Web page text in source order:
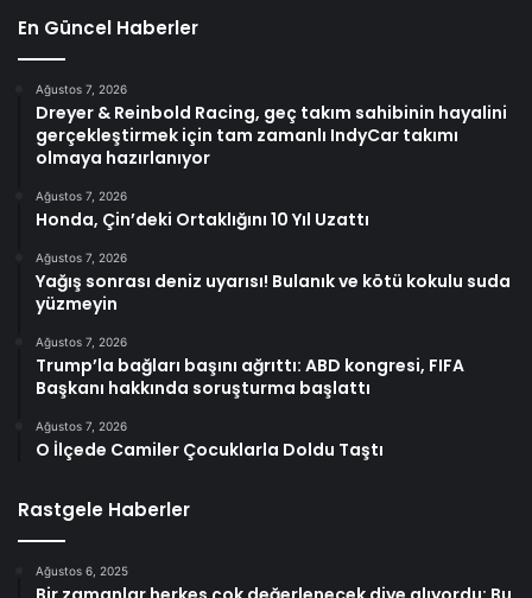
En Güncel Haberler
Ağustos 7, 2026
Dreyer & Reinbold Racing, geç takım sahibinin hayalini
gerçekleştirmek için tam zamanlı IndyCar takımı
olmaya hazırlanıyor
Ağustos 7, 2026
Honda, Çin’deki Ortaklığını 10 Yıl Uzattı
Ağustos 7, 2026
Yağış sonrası deniz uyarısı! Bulanık ve kötü kokulu suda
yüzmeyin
Ağustos 7, 2026
Trump’la bağları başını ağrıttı: ABD kongresi, FIFA
Başkanı hakkında soruşturma başlattı
Ağustos 7, 2026
O İlçede Camiler Çocuklarla Doldu Taştı
Rastgele Haberler
Ağustos 6, 2025